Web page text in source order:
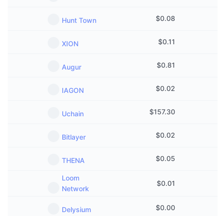
Hunt Town $0.08
XION $0.11
Augur $0.81
IAGON $0.02
Uchain $157.30
Bitlayer $0.02
THENA $0.05
Loom
Network
$0.01
Delysium $0.00